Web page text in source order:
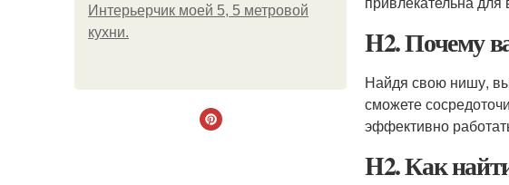
Интерьерчик моей 5, 5 метровой
кухни.
H2. Почему
Найдя свою нишу,
сможете
эффективно
H2. Как